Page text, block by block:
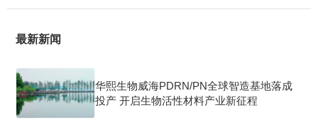
最新新闻
华熙生物威海PDRN/PN全球智造基地落成
投产 开启生物活性材料产业新征程